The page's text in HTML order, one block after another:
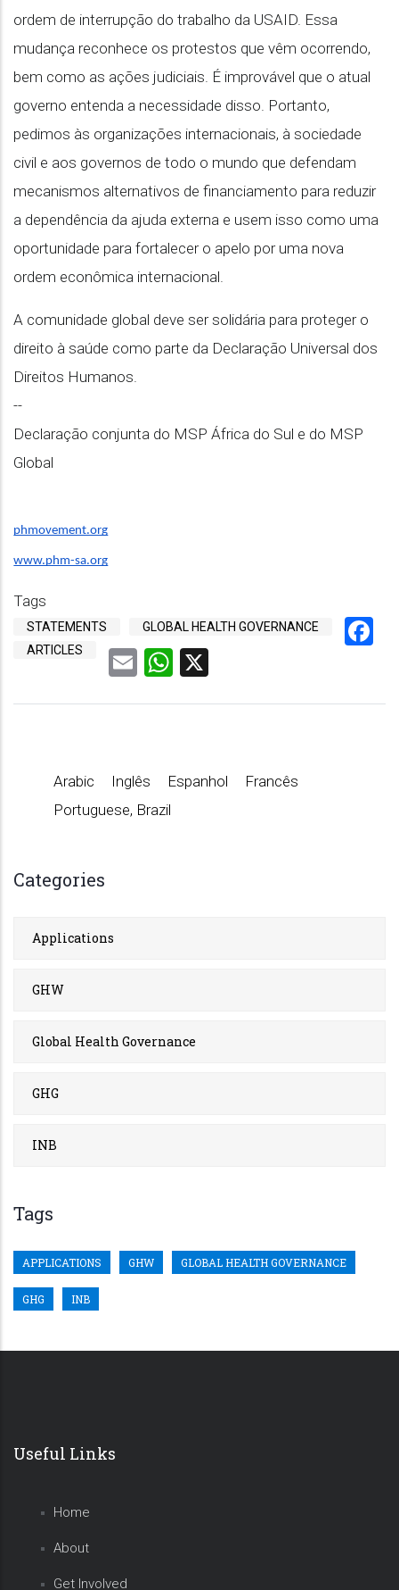
ordem de interrupção do trabalho da USAID. Essa
mudança reconhece os protestos que vêm ocorrendo,
bem como as ações judiciais. É improvável que o atual
governo entenda a necessidade disso. Portanto,
pedimos às organizações internacionais, à sociedade
civil e aos governos de todo o mundo que defendam
mecanismos alternativos de financiamento para reduzir
a dependência da ajuda externa e usem isso como uma
oportunidade para fortalecer o apelo por uma nova
ordem econômica internacional.
A comunidade global deve ser solidária para proteger o
direito à saúde como parte da Declaração Universal dos
Direitos Humanos.
--
Declaração conjunta do MSP África do Sul e do MSP
Global
phmovement.org
www.phm-sa.org
Tags
STATEMENTS
GLOBAL HEALTH GOVERNANCE
ARTICLES
EmailWhatsApp
Arabic Inglês Espanhol
Francês
Portuguese, Brazil
Categories
Applications
GHW
Global Health Governance
GHG
INB
Tags
APPLICATIONS GHW GLOBAL HEALTH GOVERNANCE
GHG INB
Useful Links
Home
About
Get Involved